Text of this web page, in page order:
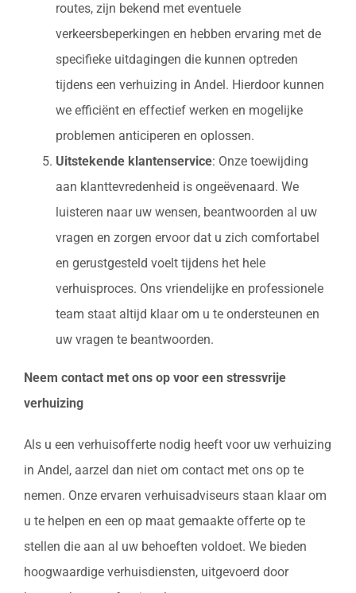
routes, zijn bekend met eventuele
verkeersbeperkingen en hebben ervaring met de
specifieke uitdagingen die kunnen optreden
tijdens een verhuizing in Andel. Hierdoor kunnen
we efficiënt en effectief werken en mogelijke
problemen anticiperen en oplossen.
Uitstekende klantenservice: Onze toewijding
aan klanttevredenheid is ongeëvenaard. We
luisteren naar uw wensen, beantwoorden al uw
vragen en zorgen ervoor dat u zich comfortabel
en gerustgesteld voelt tijdens het hele
verhuisproces. Ons vriendelijke en professionele
team staat altijd klaar om u te ondersteunen en
uw vragen te beantwoorden.
Neem contact met ons op voor een stressvrije
verhuizing
Als u een verhuisofferte nodig heeft voor uw verhuizing
in Andel, aarzel dan niet om contact met ons op te
nemen. Onze ervaren verhuisadviseurs staan klaar om
u te helpen en een op maat gemaakte offerte op te
stellen die aan al uw behoeften voldoet. We bieden
hoogwaardige verhuisdiensten, uitgevoerd door